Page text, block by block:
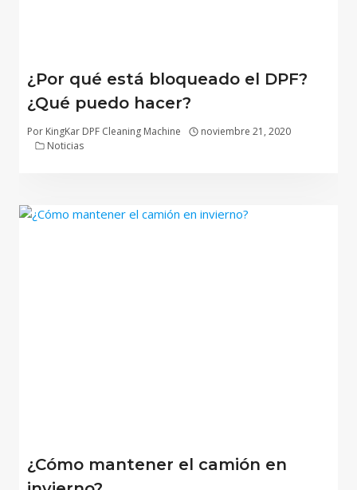
¿Por qué está bloqueado el DPF?
¿Qué puedo hacer?
Por KingKar DPF Cleaning Machine
noviembre 21, 2020
Noticias
¿Cómo mantener el camión en